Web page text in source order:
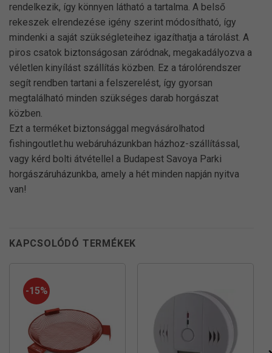
rendelkezik, így könnyen látható a tartalma. A belső
rekeszek elrendezése igény szerint módosítható, így
mindenki a saját szükségleteihez igazíthatja a tárolást. A
piros csatok biztonságosan záródnak, megakadályozva a
véletlen kinyílást szállítás közben. Ez a tárolórendszer
segít rendben tartani a felszerelést, így gyorsan
megtalálható minden szükséges darab horgászat
közben.
Ezt a terméket biztonsággal megvásárolhatod
fishingoutlet.hu webáruházunkban házhoz-szállítással,
vagy kérd bolti átvétellel a Budapest Savoya Parki
horgászáruházunkba, amely a hét minden napján nyitva
van!
KAPCSOLÓDÓ TERMÉKEK
-15%